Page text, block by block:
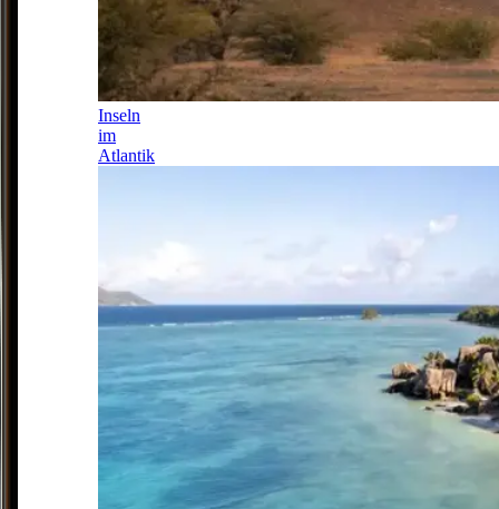
Inseln
im
Atlantik